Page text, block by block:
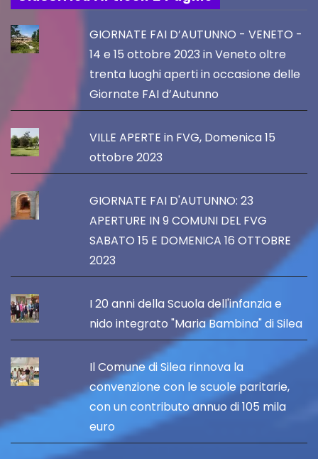
GIORNATE FAI D’AUTUNNO - VENETO -
14 e 15 ottobre 2023 in Veneto oltre
trenta luoghi aperti in occasione delle
Giornate FAI d’Autunno
VILLE APERTE in FVG, Domenica 15
ottobre 2023
GIORNATE FAI D'AUTUNNO: 23
APERTURE IN 9 COMUNI DEL FVG
SABATO 15 E DOMENICA 16 OTTOBRE
2023
I 20 anni della Scuola dell'infanzia e
nido integrato "Maria Bambina" di Silea
Il Comune di Silea rinnova la
convenzione con le scuole paritarie,
con un contributo annuo di 105 mila
euro